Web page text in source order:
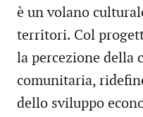
è un volano
territori. Col
la percezione della
comunitaria,
dello sviluppo